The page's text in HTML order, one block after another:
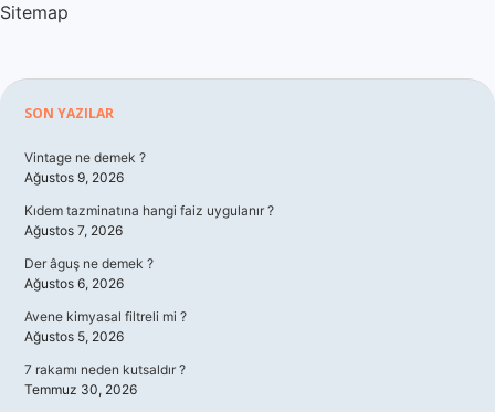
Hakkımızda
Sitemap
Sidebar
SON YAZILAR
Vintage ne demek ?
Ağustos 9, 2026
Kıdem tazminatına hangi faiz uygulanır ?
Ağustos 7, 2026
Der âguş ne demek ?
Ağustos 6, 2026
Avene kimyasal filtreli mi ?
Ağustos 5, 2026
7 rakamı neden kutsaldır ?
Temmuz 30, 2026